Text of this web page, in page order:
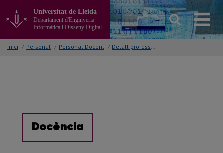
contingut
Universitat de Lleida
Departament d'Enginyeria
Informàtica i Disseny Digital
Inici / Personal / Personal Docent / Detall professor/a